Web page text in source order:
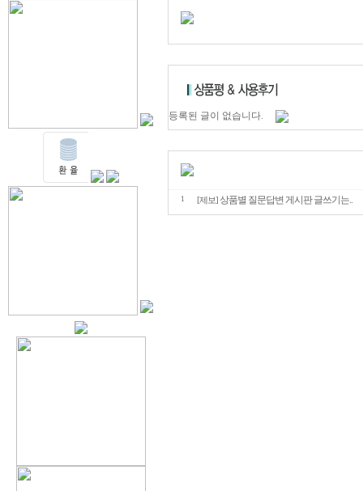
등록된 글이 없습니다.
1 [제보] 상품별 질문답변 게시판 글쓰기는..